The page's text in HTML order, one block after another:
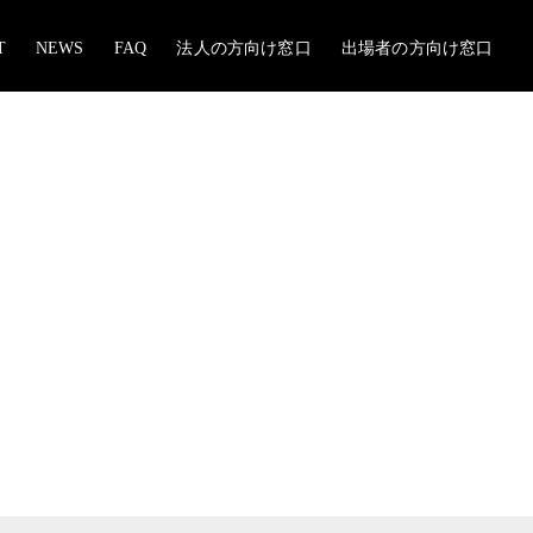
NEWS FAQ 法人の方向け窓口 出場者の方向け窓口